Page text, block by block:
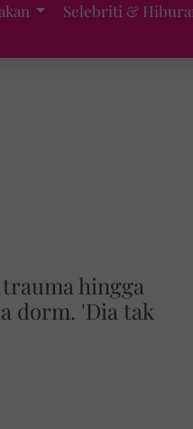
Selebriti &
hingga
dorm. 'Dia tak